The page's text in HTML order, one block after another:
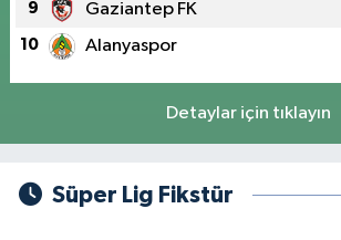
9 Gaziantep FK
10 Alanyaspor
Detaylar için tıklayın
Süper Lig Fikstür